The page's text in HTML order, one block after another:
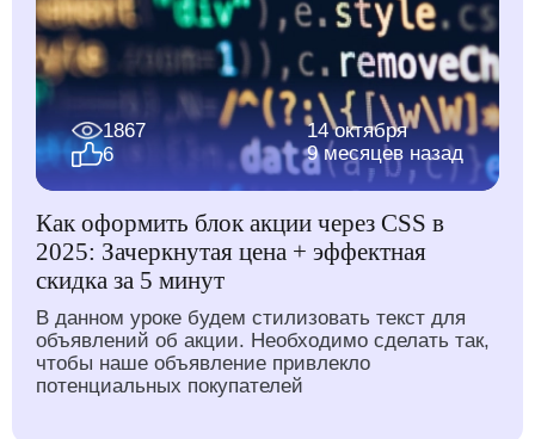
1867
6
14 октября
9 месяцев назад
Как оформить блок акции через CSS в
2025: Зачеркнутая цена + эффектная
скидка за 5 минут
В данном уроке будем стилизовать текст для
объявлений об акции. Необходимо сделать так,
чтобы наше объявление привлекло
потенциальных покупателей